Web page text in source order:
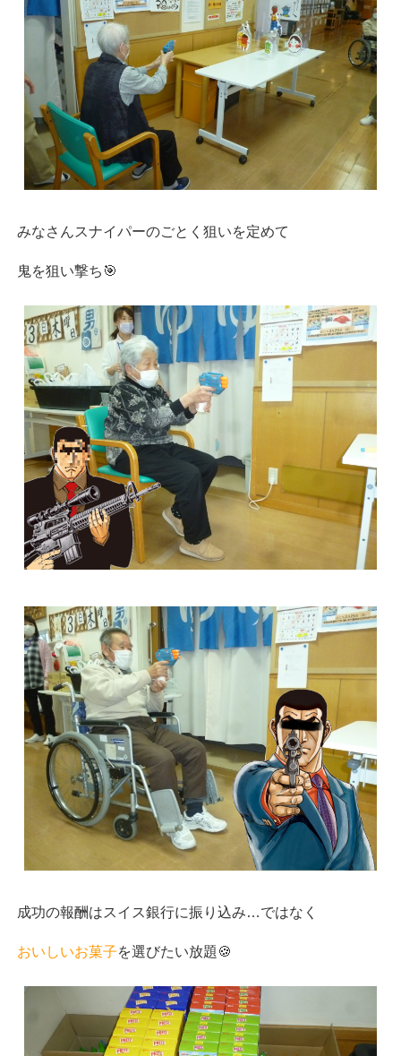
みなさんスナイパーのごとく狙いを定めて
鬼を狙い撃ち🎯
成功の報酬はスイス銀行に振り込み…ではなく
おいしいお菓子を選びたい放題🍪